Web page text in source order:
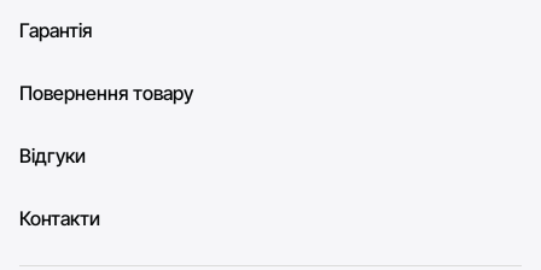
Гарантія
Повернення товару
Відгуки
Контакти